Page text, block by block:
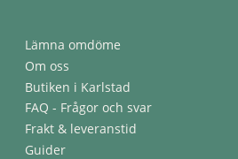
Lämna omdöme
Om oss
Butiken i Karlstad
FAQ - Frågor och svar
Frakt & leveranstid
Guider